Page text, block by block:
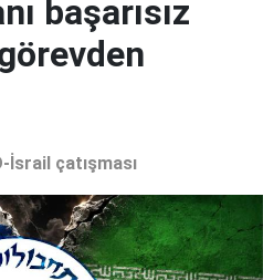
başarısız
İsrail çatışması